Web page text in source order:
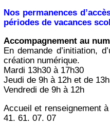
Nos permanences
périodes de vacances
Accompagnement au
En demande d’initiation,
création numérique.
Mardi 13h30 à 17h30
Jeudi de 9h à 12h et de
Vendredi de 9h à 12h
Accueil et renseignement
41. 61. 07. 07